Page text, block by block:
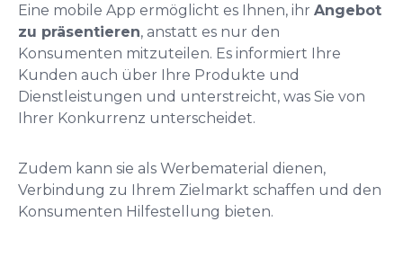
Eine mobile App ermöglicht es Ihnen, ihr Angebot
zu präsentieren, anstatt es nur den
Konsumenten mitzuteilen. Es informiert Ihre
Kunden auch über Ihre Produkte und
Dienstleistungen und unterstreicht, was Sie von
Ihrer Konkurrenz unterscheidet.
Zudem kann sie als Werbematerial dienen,
Verbindung zu Ihrem Zielmarkt schaffen und den
Konsumenten Hilfestellung bieten.